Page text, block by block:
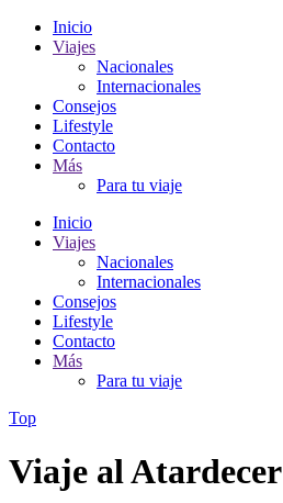
Inicio
Viajes
Nacionales
Internacionales
Consejos
Lifestyle
Contacto
Más
Para tu viaje
Inicio
Viajes
Nacionales
Internacionales
Consejos
Lifestyle
Contacto
Más
Para tu viaje
Top
Viaje al Atardecer